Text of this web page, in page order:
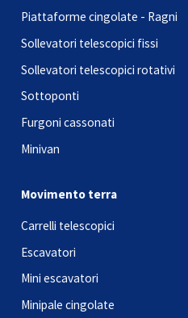
Piattaforme cingolate - Ragni
Sollevatori telescopici fissi
Sollevatori telescopici rotativi
Sottoponti
Furgoni cassonati
Minivan
Movimento terra
Carrelli telescopici
Escavatori
Mini escavatori
Minipale cingolate